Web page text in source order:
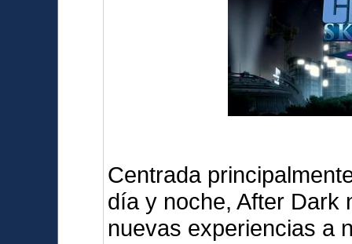
Centrada
día y noche, After Dark
nuevas experiencias a